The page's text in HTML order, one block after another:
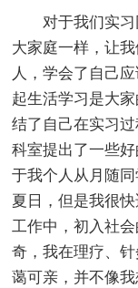
对于我们实
大家庭一样，让
人，学会了自己
起生活学习是大
结了自己在实习
科室提出了一些
于我个人从月随
夏日，但是我很
工作中，初入社
奇，我在理疗、
蔼可亲，并不像